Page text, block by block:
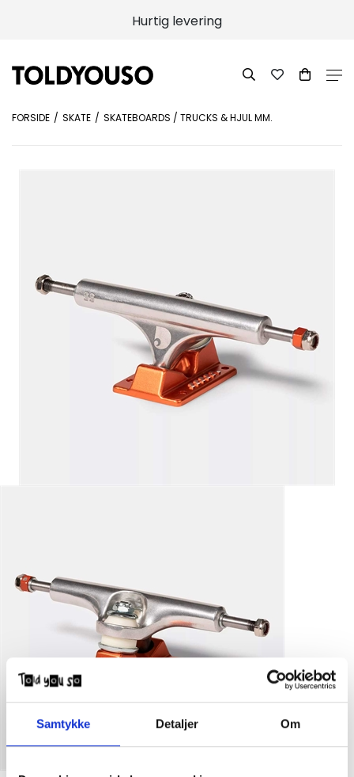
Samtykke Detaljer Om
Hurtig levering
FORSIDE SKATE SKATEBOARDS / TRUCKS & HJUL MM.